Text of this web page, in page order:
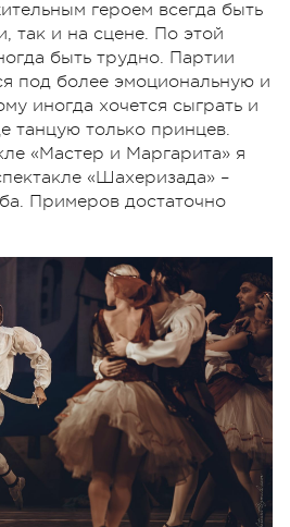
героем всегда быть
так и на сцене. По этой
быть трудно. Партии
под более эмоциональную и
иногда хочется сыграть и
танцую только принцев.
«Мастер и Маргарита» я
«Шахеризада» –
Примеров достаточно